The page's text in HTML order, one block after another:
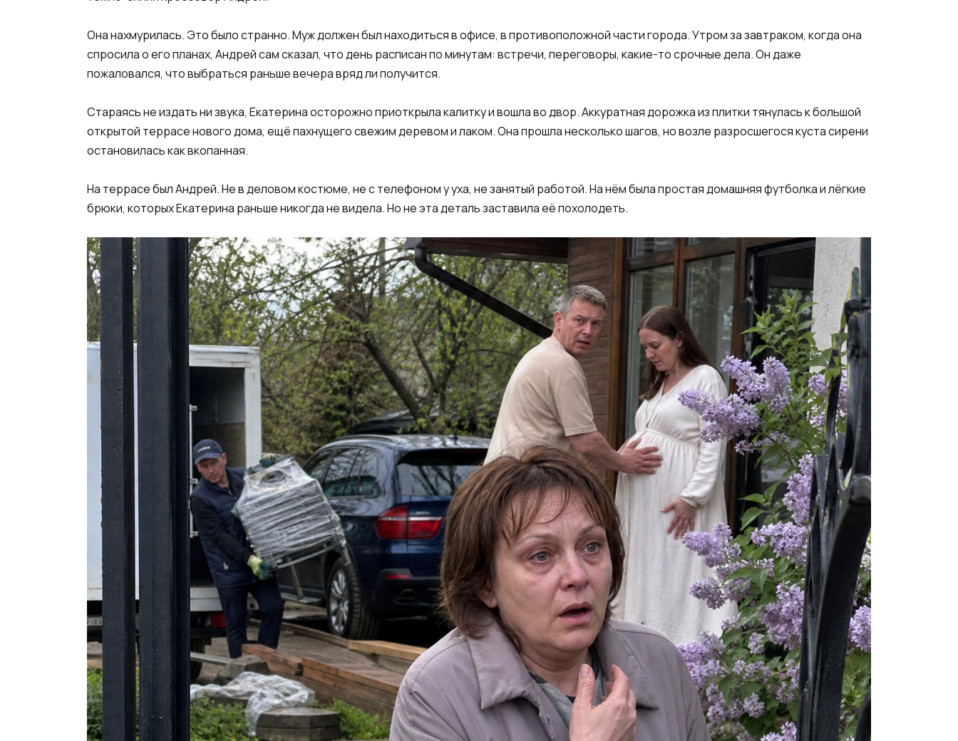
Она нахмурилась. Это было странно. Муж должен был находиться в офисе, в противоположной части города. Утром за завтраком, когда она
спросила о его планах, Андрей сам сказал, что день расписан по минутам: встречи, переговоры, какие-то срочные дела. Он даже
пожаловался, что выбраться раньше вечера вряд ли получится.
Стараясь не издать ни звука, Екатерина осторожно приоткрыла калитку и вошла во двор. Аккуратная дорожка из плитки тянулась к большой
открытой террасе нового дома, ещё пахнущего свежим деревом и лаком. Она прошла несколько шагов, но возле разросшегося куста сирени
остановилась как вкопанная.
На террасе был Андрей. Не в деловом костюме, не с телефоном у уха, не занятый работой. На нём была простая домашняя футболка и лёгкие
брюки, которых Екатерина раньше никогда не видела. Но не эта деталь заставила её похолодеть.